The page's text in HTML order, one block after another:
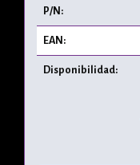
P/N:
EAN:
Disponibilidad: